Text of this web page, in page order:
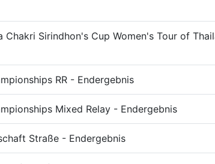
Chakri Sirindhon's Cup Women's Tour of
RR - Endergebnis
Mixed Relay - Endergebnis
Straße - Endergebnis